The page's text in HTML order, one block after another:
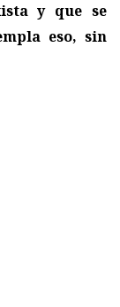
y que se
eso, sin